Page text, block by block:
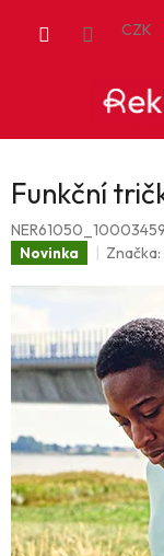
CZK
Funkční
Novinka Značka: